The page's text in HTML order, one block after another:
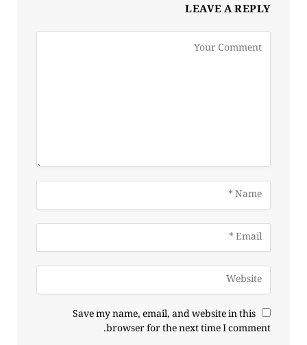
LEAVE A REPLY
Save my name, email, and website in this
browser for the next time I comment.